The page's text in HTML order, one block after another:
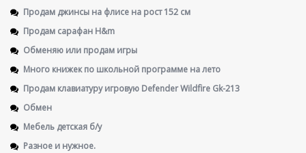
Продам джинсы на флисе на рост 152 см
Продам сарафан H&m
Обменяю или продам игры
Много книжек по школьной программе на лето
Продам клавиатуру игровую Defender Wildfire Gk-213
Обмен
Мебель детская б/у
Разное и нужное.